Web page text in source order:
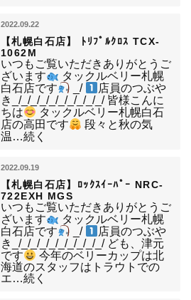
2022.09.22
【札幌白石店】 ﾄﾘﾌﾟﾙｸﾛｽ TCX-
1062M
いつもご覧いただきありがとうご
ざいます
タックルベリー札幌
白石店です
_/
店員のつぶや
き_/_/_/_/_/_/_/_/_/_/ 皆様こんに
ちは
タックルベリー札幌白石
店の高田です
段々と秋の気
温…続く
2022.09.19
【札幌白石店】ﾛｯｸｽｲｰﾊﾟｰ NRC-
722EXH MGS
いつもご覧いただきありがとうご
ざいます
タックルベリー札幌
白石店です
_/
店員のつぶや
き_/_/_/_/_/_/_/_/_/_/ ども、津元
です
今年のベリーカップは北
海道のスタッフはトラウトでの
エ…続く